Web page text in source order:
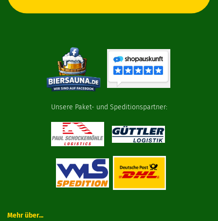
Unsere Paket- und Speditionspartner:
Mehr über...